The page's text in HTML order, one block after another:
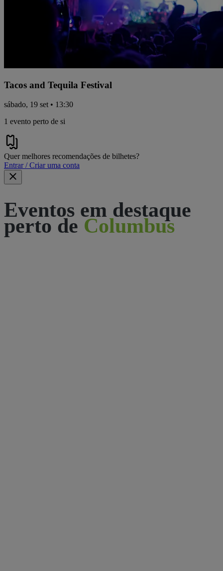
Tacos and Tequila Festival
sábado, 19 set • 13:30
1 evento perto de si
Quer melhores recomendações de bilhetes?
Entrar / Criar uma conta
Eventos em destaque
perto de Columbus